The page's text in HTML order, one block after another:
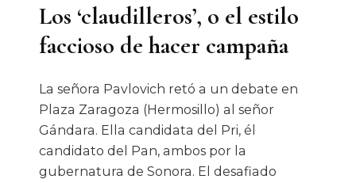
Los ‘claudilleros’, o el estilo
faccioso de hacer campaña
La señora Pavlovich retó a un debate en
Plaza Zaragoza (Hermosillo) al señor
Gándara. Ella candidata del Pri, él
candidato del Pan, ambos por la
gubernatura de Sonora. El desafiado